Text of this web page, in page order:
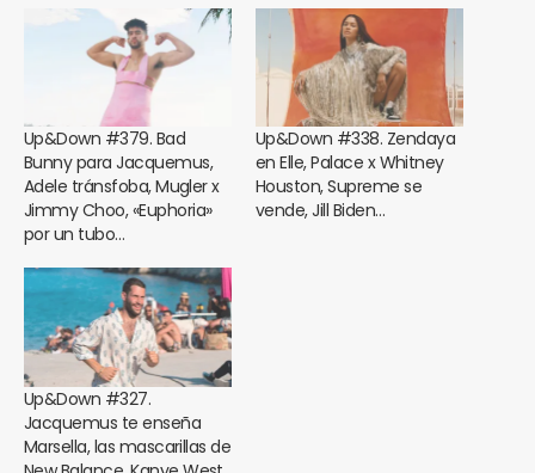
Up&Down #379. Bad
Bunny para Jacquemus,
Adele tránsfoba, Mugler x
Jimmy Choo, «Euphoria»
por un tubo…
Up&Down #338. Zendaya
en Elle, Palace x Whitney
Houston, Supreme se
vende, Jill Biden…
Up&Down #327.
Jacquemus te enseña
Marsella, las mascarillas de